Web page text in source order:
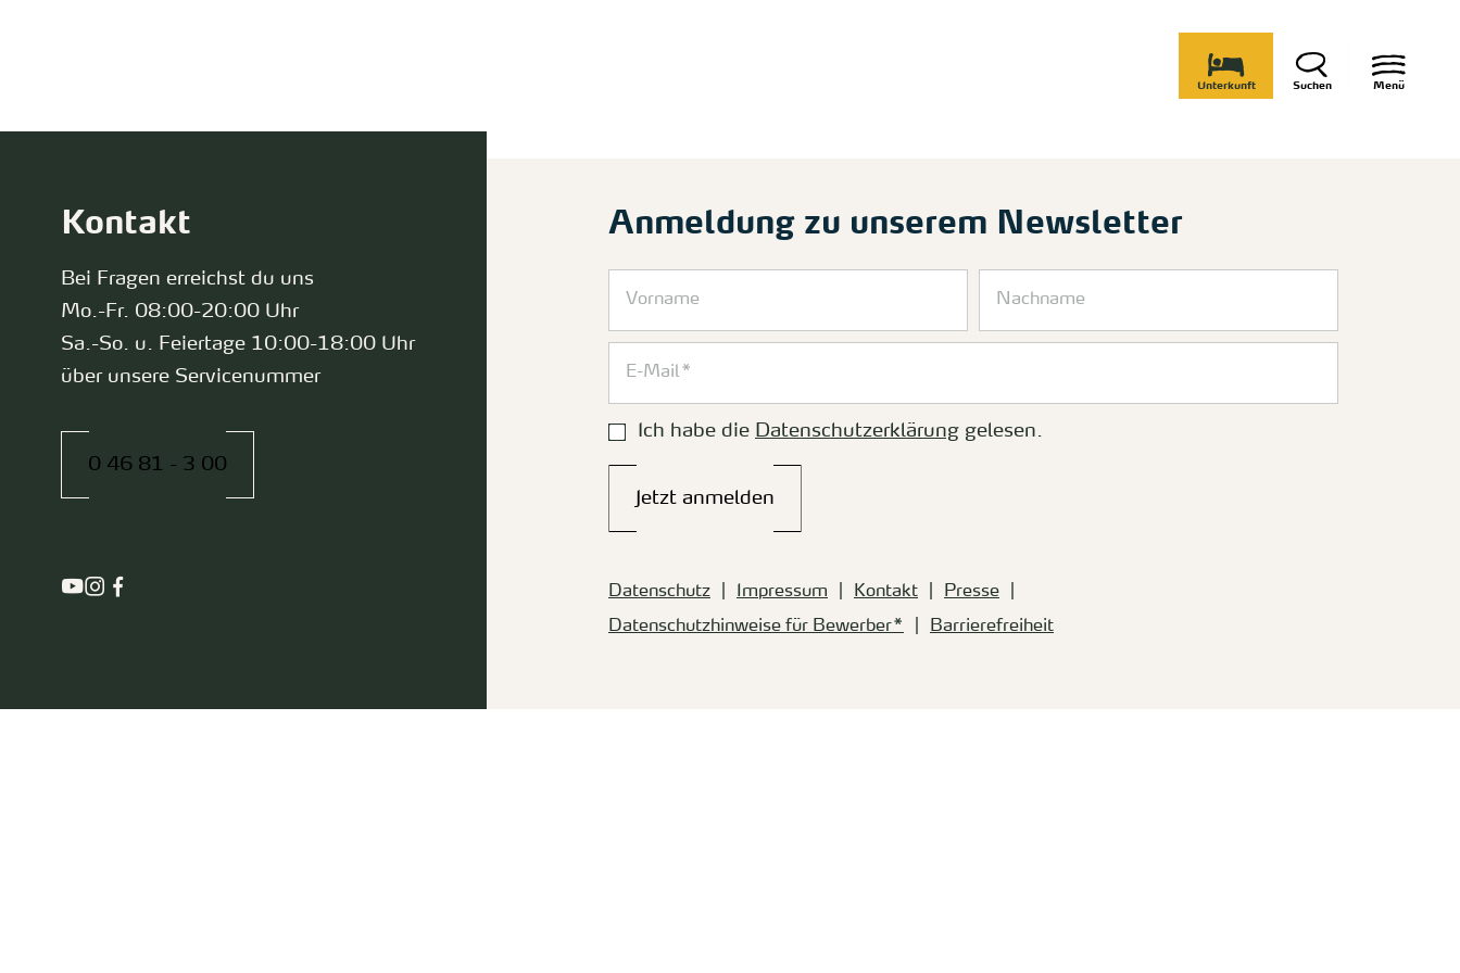
Menü
Suchen
Unterkunft
Anmeldung zu unserem Newsletter
Ich habe die Datenschutzerklärung gelesen.
Jetzt anmelden
Datenschutz Impressum Kontakt
Presse
Datenschutzhinweise für Bewerber*
Barrierefreiheit
Kontakt
Bei Fragen erreichst du uns
Mo.-Fr. 08:00-20:00 Uhr
Sa.-So. u. Feiertage 10:00-18:00 Uhr
über unsere Servicenummer
0 46 81 - 3 00